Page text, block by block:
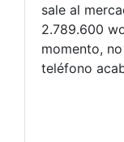
sale al
2.789.600
momento,
teléfono